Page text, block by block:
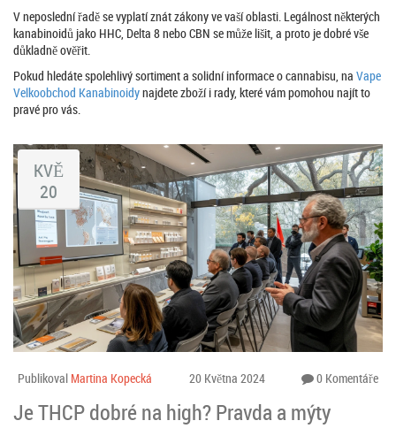
V neposlední řadě se vyplatí znát zákony ve vaší oblasti. Legálnost některých
kanabinoidů jako HHC, Delta 8 nebo CBN se může lišit, a proto je dobré vše
důkladně ověřit.
Pokud hledáte spolehlivý sortiment a solidní informace o cannabisu, na Vape
Velkoobchod Kanabinoidynajdete zboží i rady, které vám pomohou najít to
pravé pro vás.
KVĚ
20
Publikoval Martina Kopecká 20 Května 2024 0 Komentáře
Je THCP dobré na high? Pravda a mýty